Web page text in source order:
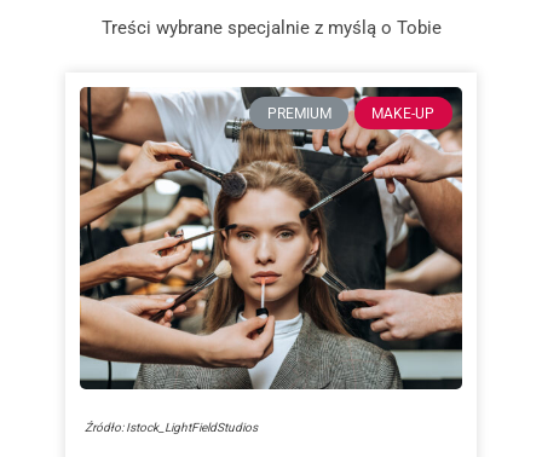
Treści wybrane specjalnie z myślą o Tobie
PREMIUM MAKE-UP
Źródło: Istock_LightFieldStudios